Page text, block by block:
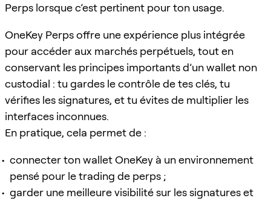
Perps lorsque c’est pertinent pour ton usage.
OneKey Perps offre une expérience plus intégrée
pour accéder aux marchés perpétuels, tout en
conservant les principes importants d’un wallet non
custodial : tu gardes le contrôle de tes clés, tu
vérifies les signatures, et tu évites de multiplier les
interfaces inconnues.
En pratique, cela permet de :
connecter ton wallet OneKey à un environnement
pensé pour le trading de perps ;
garder une meilleure visibilité sur les signatures et